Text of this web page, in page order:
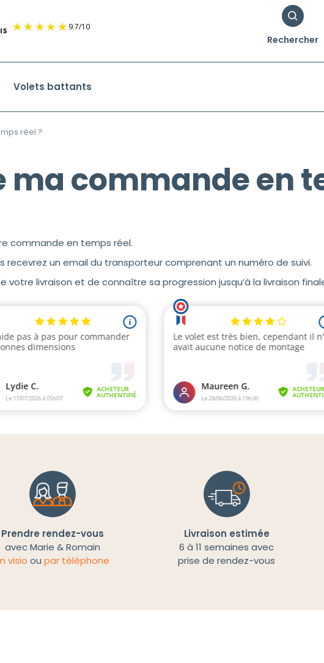
Rechercher
Volets battants
réel ?
ma commande en
commande en temps réel.
recevrez un email du transporteur comprenant un numéro de suivi.
livraison et de connaître sa progression jusqu’à la livraison
Prendre rendez-vous
avec Marie & Romain
visio ou par téléphone
Livraison estimée
6 à 11 semaines avec
prise de rendez-vous